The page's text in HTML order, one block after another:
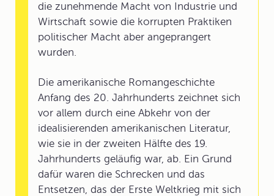
die zunehmende Macht von Industrie und
Wirtschaft sowie die korrupten Praktiken
politischer Macht aber angeprangert
wurden.
Die amerikanische Romangeschichte
Anfang des 20. Jahrhunderts zeichnet sich
vor allem durch eine Abkehr von der
idealisierenden amerikanischen Literatur,
wie sie in der zweiten Hälfte des 19.
Jahrhunderts geläufig war, ab. Ein Grund
dafür waren die Schrecken und das
Entsetzen, das der Erste Weltkrieg mit sich